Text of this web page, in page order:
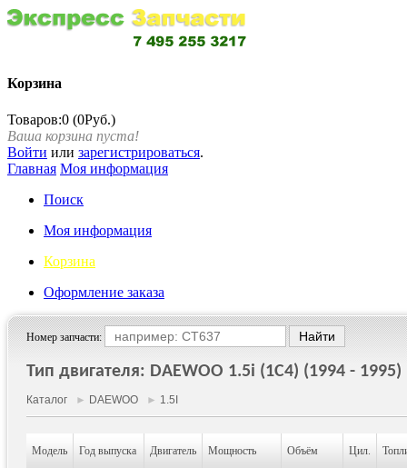
Корзина
Товаров:0 (0Руб.)
Ваша корзина пуста!
Войти или зарегистрироваться.
Главная Моя информация
Поиск
Моя информация
Корзина
Оформление заказа
Номер запчасти:
Тип двигателя: DAEWOO 1.5i (1C4) (1994 - 1995)
Каталог ► DAEWOO ► 1.5I
Модель Год выпуска Двигатель Мощность Объём Цил.